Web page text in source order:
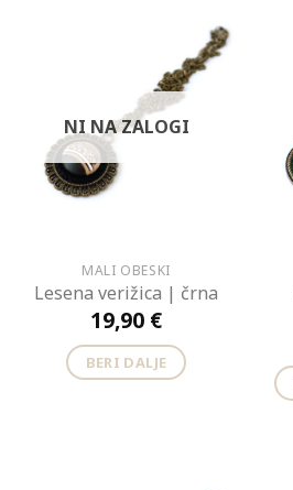
NI NA ZALOGI
MALI OBESKI
Lesena verižica | črna
19,90 €
BERI DALJE